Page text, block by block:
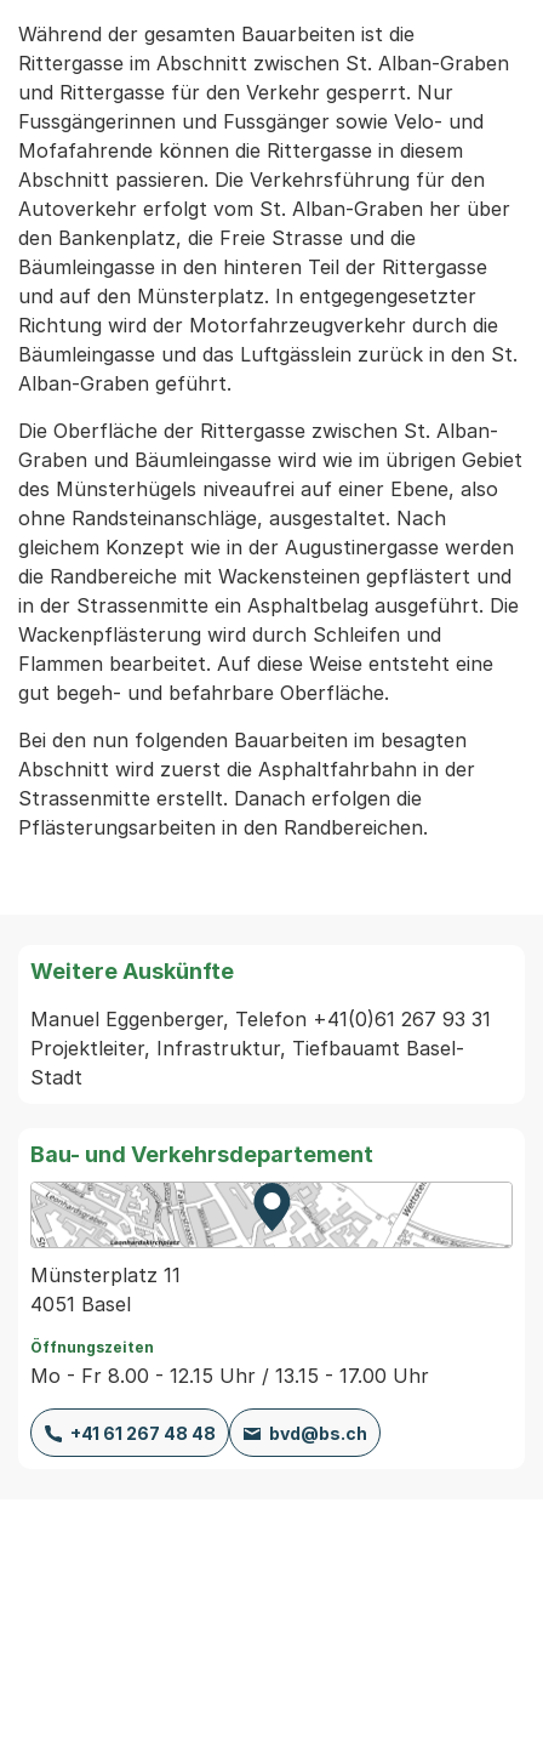
Während der gesamten Bauarbeiten ist die
Rittergasse im Abschnitt zwischen St. Alban-Graben
und Rittergasse für den Verkehr gesperrt. Nur
Fussgängerinnen und Fussgänger sowie Velo- und
Mofafahrende können die Rittergasse in diesem
Abschnitt passieren. Die Verkehrsführung für den
Autoverkehr erfolgt vom St. Alban-Graben her über
den Bankenplatz, die Freie Strasse und die
Bäumleingasse in den hinteren Teil der Rittergasse
und auf den Münsterplatz. In entgegengesetzter
Richtung wird der Motorfahrzeugverkehr durch die
Bäumleingasse und das Luftgässlein zurück in den St.
Alban-Graben geführt.
Die Oberfläche der Rittergasse zwischen St. Alban-
Graben und Bäumleingasse wird wie im übrigen Gebiet
des Münsterhügels niveaufrei auf einer Ebene, also
ohne Randsteinanschläge, ausgestaltet. Nach
gleichem Konzept wie in der Augustinergasse werden
die Randbereiche mit Wackensteinen gepflästert und
in der Strassenmitte ein Asphaltbelag ausgeführt. Die
Wackenpflästerung wird durch Schleifen und
Flammen bearbeitet. Auf diese Weise entsteht eine
gut begeh- und befahrbare Oberfläche.
Bei den nun folgenden Bauarbeiten im besagten
Abschnitt wird zuerst die Asphaltfahrbahn in der
Strassenmitte erstellt. Danach erfolgen die
Pflästerungsarbeiten in den Randbereichen.
Weitere Auskünfte
Manuel Eggenberger, Telefon +41(0)61 267 93 31
Projektleiter, Infrastruktur, Tiefbauamt Basel-
Stadt
Bau- und Verkehrsdepartement
Zur Karte von MapBS.
Externer Link, wird in einem
Münsterplatz 11
4051 Basel
Öffnungszeiten
Mo - Fr 8.00 - 12.15 Uhr / 13.15 - 17.00 Uhr
+41 61 267 48 48 bvd@bs.ch